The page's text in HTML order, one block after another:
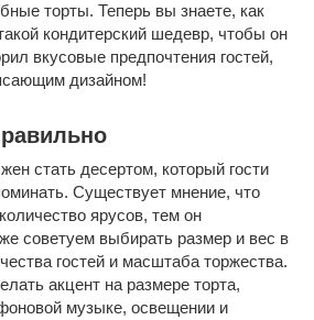
торты. Теперь вы знаете, как
кондитерский шедевр, чтобы он
вкусовые предпочтения гостей,
дизайном!
стать десертом, который гости
Существует мнение, что
ярусов, тем он
советуем выбирать размер и вес в
гостей и масштаба торжества.
акцент на размере торта,
музыке, освещении и